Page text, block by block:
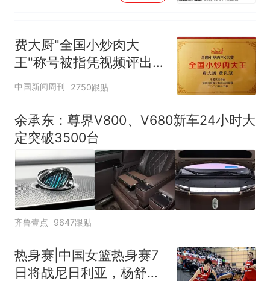
费大厨"全国小炒肉大
王"称号被指凭视频评出
官方回应
中国新闻周刊 2750跟贴
余承东：尊界V800、V680新车24小时大
定突破3500台
齐鲁壹点 9647跟贴
热身赛|中国女篮热身赛7
日将战尼日利亚，杨舒予